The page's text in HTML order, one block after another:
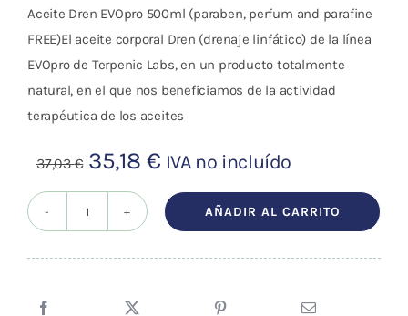
Aceite Dren EVOpro 500ml (paraben, perfum and parafine
FREE)El aceite corporal Dren (drenaje linfático) de la línea
EVOpro de Terpenic Labs, en un producto totalmente
natural, en el que nos beneficiamos de la actividad
terapéutica de los aceites
37,03€ El
precio
original
35,18 €El
precio
actual
IVA no incluído
500ml
AÑADIR AL CARRITO